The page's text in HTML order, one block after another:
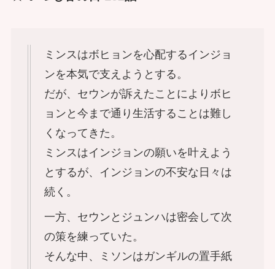
ミンスはボヒョンを心配するインジョ
ンを本気で支えようとする。
だが、セウンが訴えたことによりボヒ
ョンと今まで通り生活することは難し
くなってきた。
ミンスはインジョンの願いを叶えよう
とするが、インジョンの不安な日々は
続く。
一方、セウンとジュンハは密会して次
の策を練っていた。
そんな中、ミソンはガンギルの置手紙